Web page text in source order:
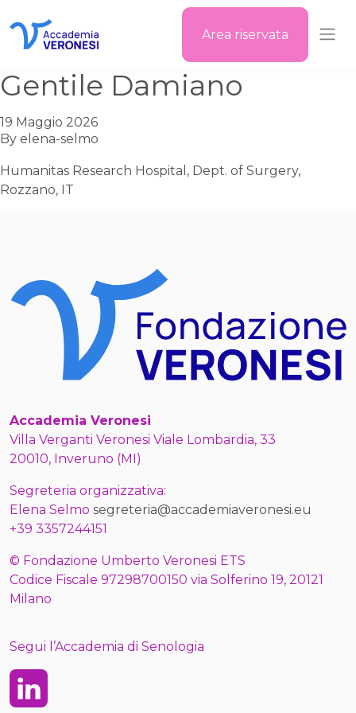
Area riservata
Gentile Damiano
19 Maggio 2026
By elena-selmo
Humanitas Research Hospital, Dept. of Surgery,
Rozzano, IT
Accademia Veronesi
Villa Verganti Veronesi Viale Lombardia, 33
20010, Inveruno (MI)
Segreteria organizzativa:
Elena Selmo segreteria@accademiaveronesi.eu
+39 3357244151
© Fondazione Umberto Veronesi ETS
Codice Fiscale 97298700150 via Solferino 19, 20121
Milano
Segui l’Accademia di Senologia
Linkedin